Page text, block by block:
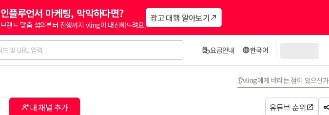
인플루언서 마케팅, 막막하다면?
브랜드 맞춤 섭외부터 진행까지 vling이 대신해드려요.
광고 대행 알아보기
요금안내 한국어
👂vling에게 바라는 점이 있으신
내 채널 추가 유튜브 순위